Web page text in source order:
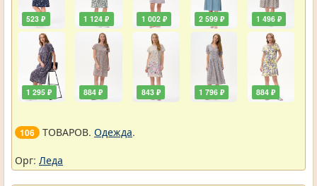
523 ₽
1 295 ₽
1 124 ₽
884 ₽
1 002 ₽
843 ₽
2 599 ₽
1 796 ₽
1 496 ₽
884 ₽
106 ТОВАРОВ. Одежда.
Орг: Леда